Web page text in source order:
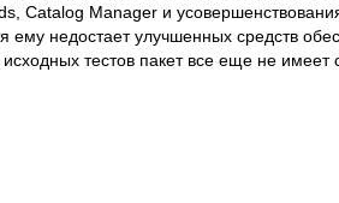
Catalog Manager и
недостает улучшенных средств
тестов пакет все еще не имеет